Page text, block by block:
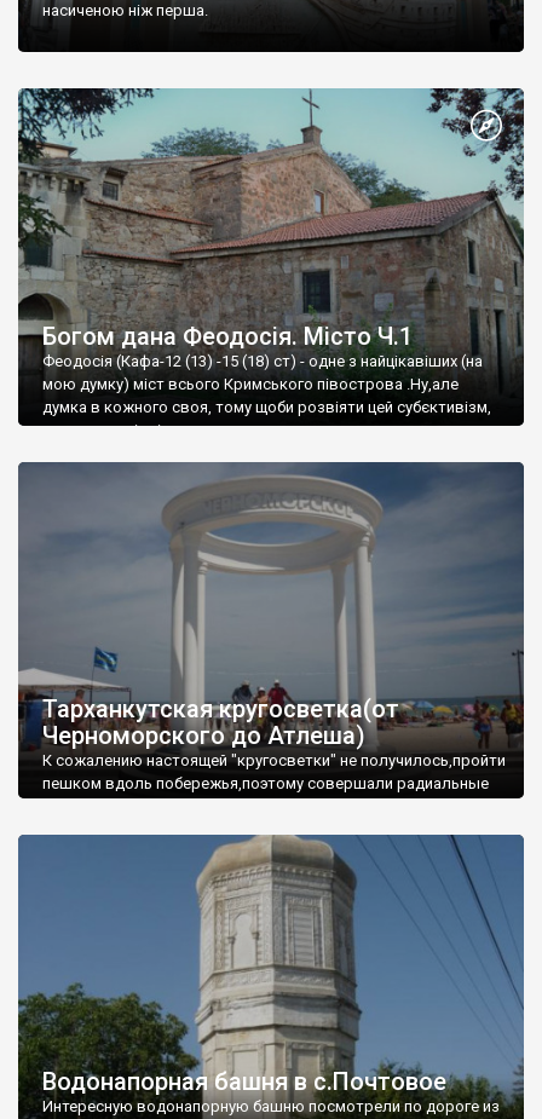
насиченою ніж перша.
Богом дана Феодосія. Місто Ч.1
Феодосія (Кафа-12 (13) -15 (18) ст) - одне з найцікавіших (на
мою думку) міст всього Кримського півострова .Ну,але
думка в кожного своя, тому щоби розвіяти цей субєктивізм,
запрошую відвідати це
Тарханкутская кругосветка(от
Черноморского до Атлеша)
К сожалению настоящей "кругосветки" не получилось,пройти
пешком вдоль побережья,поэтому совершали радиальные
Водонапорная башня в с.Почтовое
Интересную водонапорную башню посмотрели по дороге из